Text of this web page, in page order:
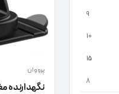
9
10
15
8
پرووان
نگهدارنده